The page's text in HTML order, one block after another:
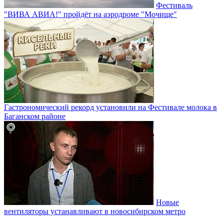
Фестиваль
"ВИВА АВИА!" пройдёт на аэродроме "Мочище"
Гастрономический рекорд установили на Фестивале молока в
Баганском районе
Новые
вентиляторы устанавливают в новосибирском метро